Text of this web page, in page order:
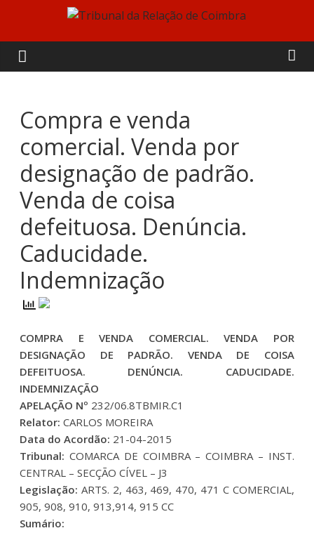
content
Tribunal
da
Relação
de
Coimbra
Compra e venda
comercial. Venda por
designação de padrão.
Venda de coisa
defeituosa. Denúncia.
Caducidade.
Indemnização
COMPRA E VENDA COMERCIAL. VENDA POR
DESIGNAÇÃO DE PADRÃO. VENDA DE COISA
DEFEITUOSA. DENÚNCIA. CADUCIDADE.
INDEMNIZAÇÃO
APELAÇÃO Nº 232/06.8TBMIR.C1
Relator:CARLOS MOREIRA
Data do Acordão: 21-04-2015
Tribunal: COMARCA DE COIMBRA – COIMBRA – INST.
CENTRAL – SECÇÃO CÍVEL – J3
Legislação:ARTS. 2, 463, 469, 470, 471 C COMERCIAL,
905, 908, 910, 913,914, 915 CC
Sumário: